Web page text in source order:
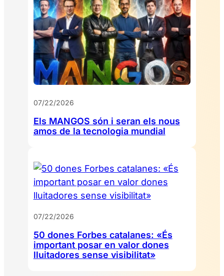
07/22/2026
Els MANGOS són i seran els nous
amos de la tecnologia mundial
07/22/2026
50 dones Forbes catalanes: «És
important posar en valor dones
lluitadores sense visibilitat»